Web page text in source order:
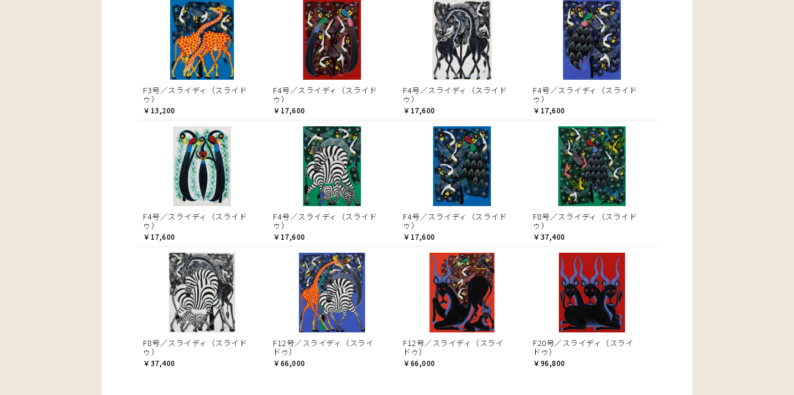
F3号／スライディ（スライド
ゥ）
￥13,200
F4号／スライディ（スライド
ゥ）
￥17,600
F4号／スライディ（スライド
ゥ）
￥17,600
F4号／スライディ（スライド
ゥ）
￥17,600
F4号／スライディ（スライド
ゥ）
￥17,600
F4号／スライディ（スライド
ゥ）
￥17,600
F4号／スライディ（スライド
ゥ）
￥17,600
F8号／スライディ（スライド
ゥ）
￥37,400
F8号／スライディ（スライド
ゥ）
￥37,400
F12号／スライディ（スライ
ドゥ）
￥66,000
F12号／スライディ（スライ
ドゥ）
￥66,000
F20号／スライディ（スライ
ドゥ）
￥96,800